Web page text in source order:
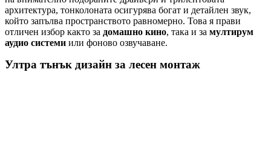
архитектура, тонколоната осигурява богат и детайлен звук,
който запълва пространството равномерно. Това я прави
отличен избор както за домашно кино, така и за мултирум
аудио системи или фоново озвучаване.
Ултра тънък дизайн за лесен монтаж